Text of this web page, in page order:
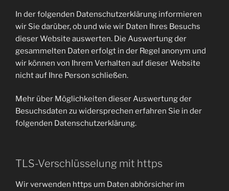
In der folgenden Datenschutzerklärung informieren
wir Sie darüber, ob und wie wir Daten Ihres Besuchs
dieser Website auswerten. Die Auswertung der
gesammelten Daten erfolgt in der Regel anonym und
wir können von Ihrem Verhalten auf dieser Website
nicht auf Ihre Person schließen.
Mehr über Möglichkeiten dieser Auswertung der
Besuchsdaten zu widersprechen erfahren Sie in der
folgenden Datenschutzerklärung.
TLS-Verschlüsselung mit https
Wir verwenden https um Daten abhörsicher im